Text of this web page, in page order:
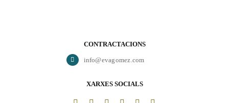
CONTRACTACIONS
info@evagomez.com
XARXES SOCIALS